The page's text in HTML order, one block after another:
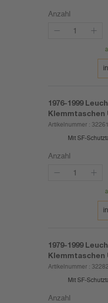
Anzahl
1976-1999
Klemmtaschen
Artikelnummer :
Mit SF-
Anzahl
1979-1999
Klemmtaschen
Artikelnummer :
Mit SF-
Anzahl